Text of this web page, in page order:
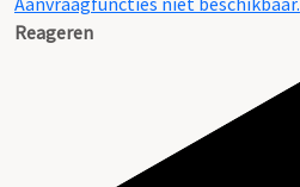
Reageren